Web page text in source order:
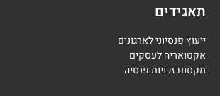
תאגידים
ייעוץ פנסיוני לארגונים
אקטואריה לעסקים
מקסום זכויות פנסיה